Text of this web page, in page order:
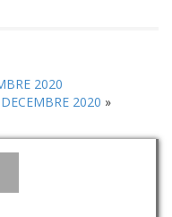
2020
2020 »